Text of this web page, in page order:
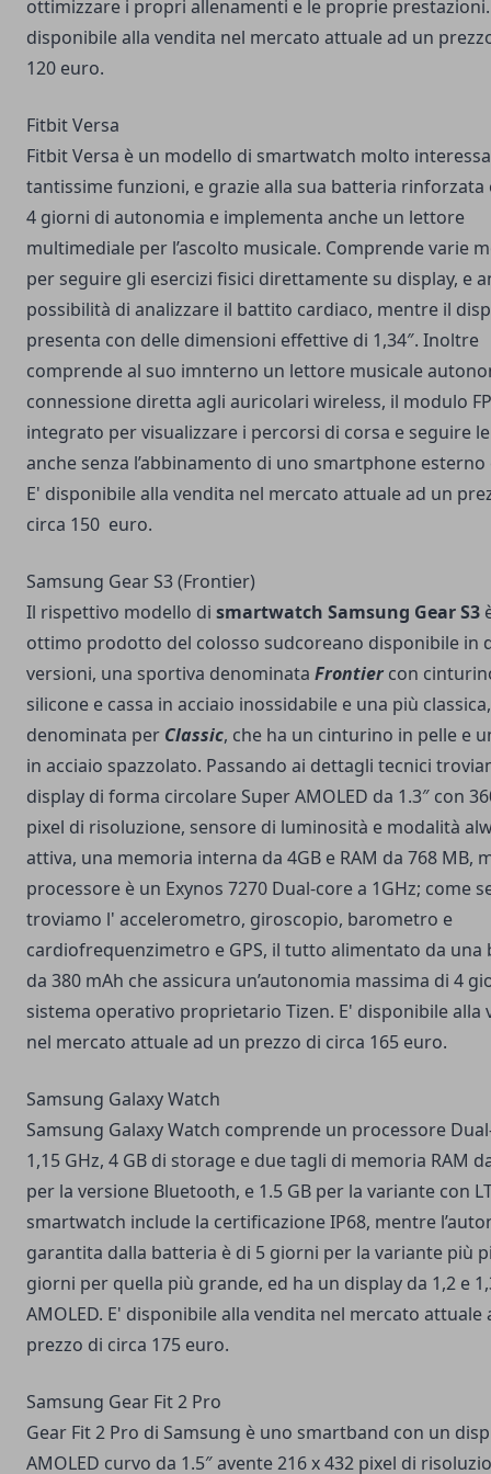
ottimizzare i propri allenamenti e le proprie
disponibile alla vendita nel mercato attuale ad un
120 euro.
Fitbit Versa
Fitbit Versa è un modello di smartwatch molto
tantissime funzioni, e grazie alla sua batteria
4 giorni di autonomia e implementa anche un lettore
multimediale per l’ascolto musicale. Comprende varie
per seguire gli esercizi fisici direttamente su display, e
possibilità di analizzare il battito cardiaco, mentre il
presenta con delle dimensioni effettive di 1,34″. Inoltre
comprende al suo imnterno un lettore musicale
connessione diretta agli auricolari wireless, il modulo
integrato per visualizzare i percorsi di corsa e seguire
anche senza l’abbinamento di uno smartphone esterno
E' disponibile alla vendita nel mercato attuale ad un
circa 150 euro.
Samsung Gear S3 (Frontier)
Il rispettivo modello di smartwatch Samsung Gear S3
ottimo prodotto del colosso sudcoreano disponibile in
versioni, una sportiva denominata Frontier con
silicone e cassa in acciaio inossidabile e una più classica,
denominata per Classic, che ha un cinturino in pelle e
in acciaio spazzolato. Passando ai dettagli tecnici
display di forma circolare Super AMOLED da 1.3″ con
pixel di risoluzione, sensore di luminosità e modalità
attiva, una memoria interna da 4GB e RAM da 768 MB,
processore è un Exynos 7270 Dual-core a 1GHz; come
troviamo l' accelerometro, giroscopio, barometro e
cardiofrequenzimetro e GPS, il tutto alimentato da una
da 380 mAh che assicura un’autonomia massima di 4
sistema operativo proprietario Tizen. E' disponibile alla
nel mercato attuale ad un prezzo di circa 165 euro.
Samsung Galaxy Watch
Samsung Galaxy Watch comprende un processore
1,15 GHz, 4 GB di storage e due tagli di memoria RAM
per la versione Bluetooth, e 1.5 GB per la variante con
smartwatch include la certificazione IP68, mentre
garantita dalla batteria è di 5 giorni per la variante più
giorni per quella più grande, ed ha un display da 1,2 e
AMOLED. E' disponibile alla vendita nel mercato attuale
prezzo di circa 175 euro.
Samsung Gear Fit 2 Pro
Gear Fit 2 Pro di Samsung è uno smartband con un
AMOLED curvo da 1.5″ avente 216 x 432 pixel di